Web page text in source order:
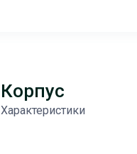
Корпус
Характеристики